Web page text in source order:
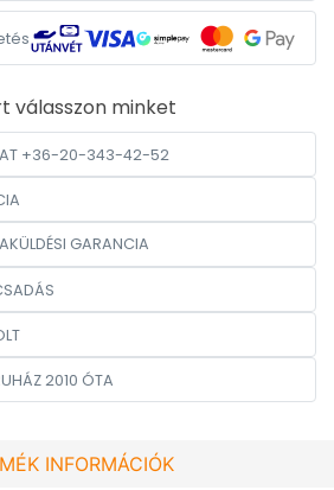
válasszon minket
+36-20-343-42-52
GARANCIA
2010 ÓTA
INFORMÁCIÓK